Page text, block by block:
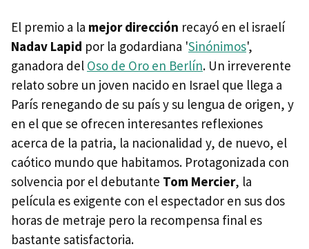
El premio a la mejor dirección recayó en el israelí
Nadav Lapid por la godardiana 'Sinónimos',
ganadora del Oso de Oro en Berlín. Un irreverente
relato sobre un joven nacido en Israel que llega a
París renegando de su país y su lengua de origen, y
en el que se ofrecen interesantes reflexiones
acerca de la patria, la nacionalidad y, de nuevo, el
caótico mundo que habitamos. Protagonizada con
solvencia por el debutante Tom Mercier, la
película es exigente con el espectador en sus dos
horas de metraje pero la recompensa final es
bastante satisfactoria.